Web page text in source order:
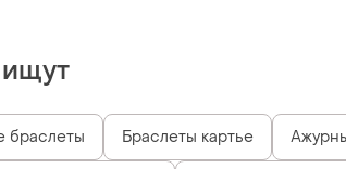
браслеты Браслеты картье